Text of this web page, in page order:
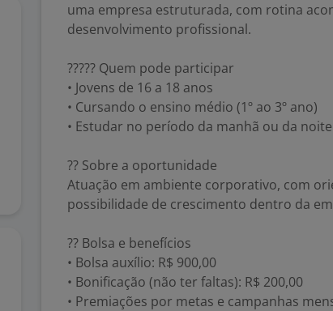
uma empresa estruturada, com rotina
desenvolvimento profissional.
????? Quem pode participar
• Jovens de 16 a 18 anos
• Cursando o ensino médio (1º ao 3º ano)
• Estudar no período da manhã ou da noite
?? Sobre a oportunidade
Atuação em ambiente corporativo, com
possibilidade de crescimento dentro da
?? Bolsa e benefícios
• Bolsa auxílio: R$ 900,00
• Bonificação (não ter faltas): R$ 200,00
• Premiações por metas e campanhas